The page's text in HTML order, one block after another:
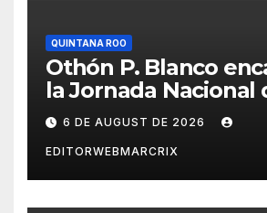
QUINTANA ROO
Othón P. Blanco
la Jornada Nacional
Reforestación 2026
Quintana Roo
6 DE AUGUST DE 2026
EDITORWEBMARCRIX